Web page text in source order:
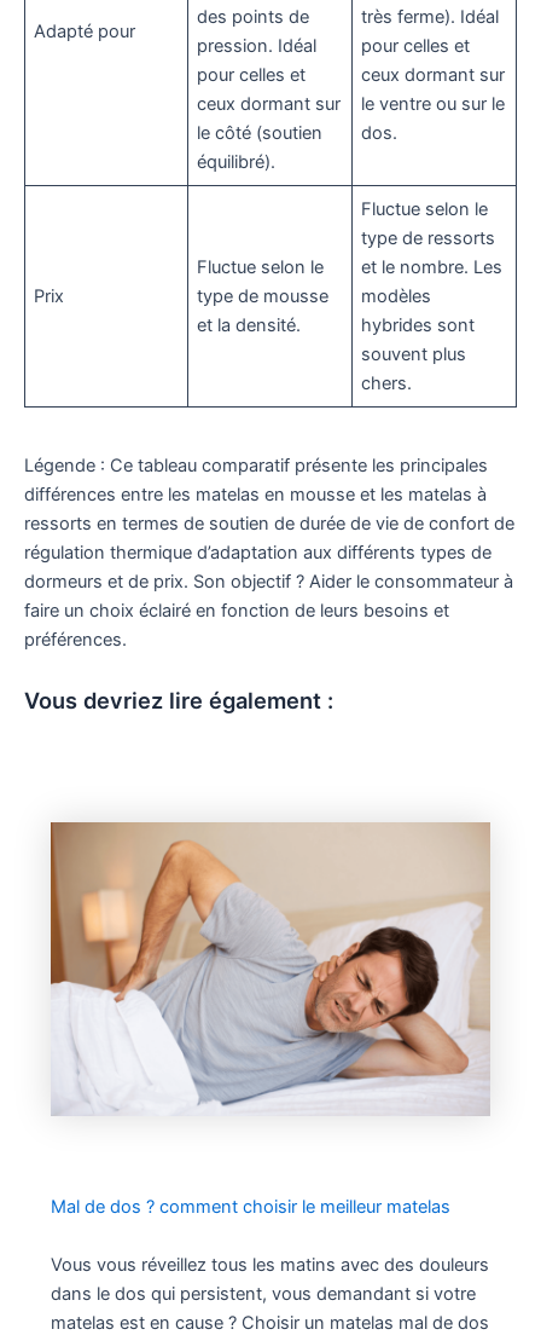
Adapté pour
des points de
pression. Idéal
pour celles et
ceux dormant sur
le côté (soutien
équilibré).
très ferme). Idéal
pour celles et
ceux dormant sur
le ventre ou sur le
dos.
Prix
Fluctue selon le
type de mousse
et la densité.
Fluctue selon le
type de ressorts
et le nombre. Les
modèles
hybrides sont
souvent plus
chers.
Légende : Ce tableau comparatif présente les principales
différences entre les matelas en mousse et les matelas à
ressorts en termes de soutien de durée de vie de confort de
régulation thermique d’adaptation aux différents types de
dormeurs et de prix. Son objectif ? Aider le consommateur à
faire un choix éclairé en fonction de leurs besoins et
préférences.
Vous devriez lire également :
Mal de dos ? comment choisir le meilleur matelas
Vous vous réveillez tous les matins avec des douleurs
dans le dos qui persistent, vous demandant si votre
matelas est en cause ? Choisir un matelas mal de dos